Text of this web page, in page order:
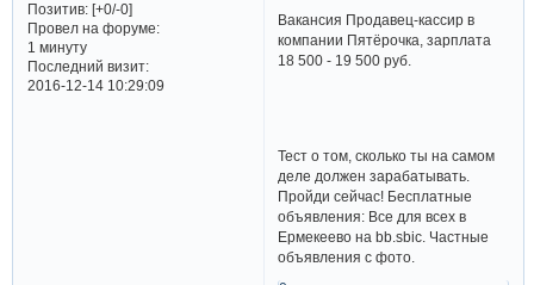
Позитив: [+0/-0]
Провел на форуме:
1 минуту
Последний визит:
2016-12-14 10:29:09
Вакансия Продавец-кассир в
компании Пятёрочка, зарплата
18 500 - 19 500 руб.
Тест о том, сколько ты на самом
деле должен зарабатывать.
Пройди сейчас! Бесплатные
объявления: Все для всех в
Ермекеево на bb.sbic. Частные
объявления с фото.